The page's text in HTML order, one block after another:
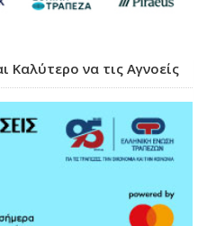
Καλύτερο να τις Αγνοείς